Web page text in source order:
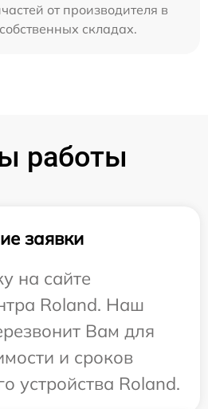
от производителя в
складах.
работы
заявки
на сайте
Roland. Наш
Вам для
и сроков
устройства Roland.